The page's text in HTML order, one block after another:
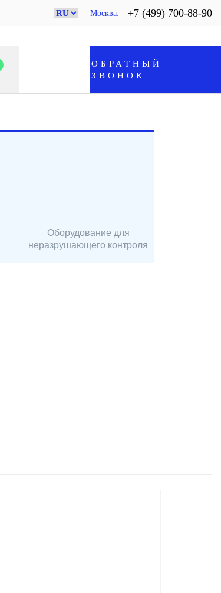
Москва +7 (499) 700-88-90
ОБРАТНЫЙ
ЗВОНОК
Оборудование для
неразрушающего контроля